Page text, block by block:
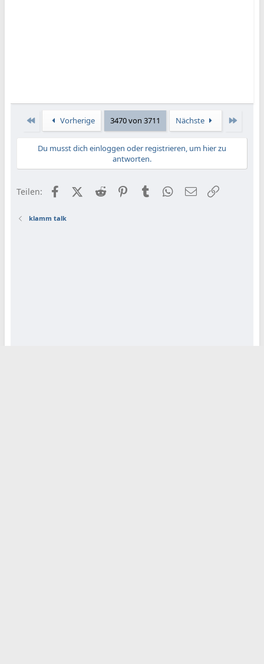
Erste Vorherige 3470 von 3711 Nächste
Du musst dich einloggen oder registrieren, um hier zu
antworten.
Teilen: FacebookX (Twitter)
Reddit PinterestTumblr WhatsApp
E-Mail
klamm talk